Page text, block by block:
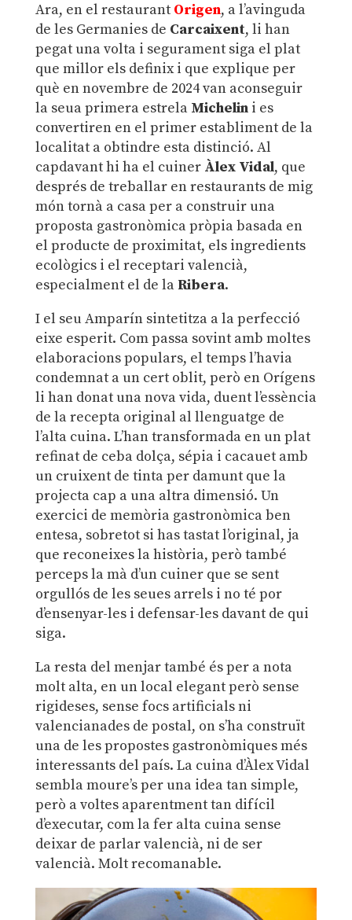
Ara, en el restaurant Origen, a l’avinguda
de les Germanies de Carcaixent, li han
pegat una volta i segurament siga el plat
que millor els definix i que explique per
què en novembre de 2024 van aconseguir
la seua primera estrela Michelin i es
convertiren en el primer establiment de la
localitat a obtindre esta distinció. Al
capdavant hi ha el cuinerÀlex Vidal, que
després de treballar en restaurants de mig
món tornà a casa per a construir una
proposta gastronòmica pròpia basada en
el producte de proximitat, els ingredients
ecològics i el receptari valencià,
especialment el de la Ribera.
I el seu Amparín sintetitza a la perfecció
eixe esperit. Com passa sovint amb moltes
elaboracions populars, el temps l’havia
condemnat a un cert oblit, però en Orígens
li han donat una nova vida, duent l’essència
de la recepta original al llenguatge de
l’alta cuina. L’han transformada en un plat
refinat de ceba dolça, sépia i cacauet amb
un cruixent de tinta per damunt que la
projecta cap a una altra dimensió. Un
exercici de memòria gastronòmica ben
entesa, sobretot si has tastat l’original, ja
que reconeixes la història, però també
perceps la mà d’un cuiner que se sent
orgullós de les seues arrels i no té por
d’ensenyar-les i defensar-les davant de qui
siga.
La resta del menjar també és per a nota
molt alta, en un local elegant però sense
rigideses, sense focs artificials ni
valencianades de postal, on s’ha construït
una de les propostes gastronòmiques més
interessants del país. La cuina d’Àlex Vidal
sembla moure’s per una idea tan simple,
però a voltes aparentment tan difícil
d’executar, com la fer alta cuina sense
deixar de parlar valencià, ni de ser
valencià. Molt recomanable.